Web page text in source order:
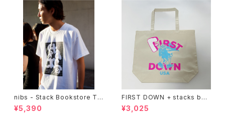
nibs - Stack Bookstore Te
e
¥5,390
FIRST DOWN + stacks boo
kstore BIG TOTE
¥3,025